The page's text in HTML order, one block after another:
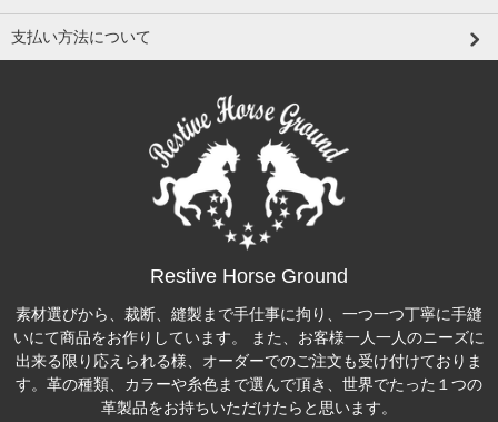
支払い方法について
Restive Horse Ground
素材選びから、裁断、縫製まで手仕事に拘り、一つ一つ丁寧に手縫
いにて商品をお作りしています。 また、お客様一人一人のニーズに
出来る限り応えられる様、オーダーでのご注文も受け付けておりま
す。革の種類、カラーや糸色まで選んで頂き、世界でたった１つの
革製品をお持ちいただけたらと思います。